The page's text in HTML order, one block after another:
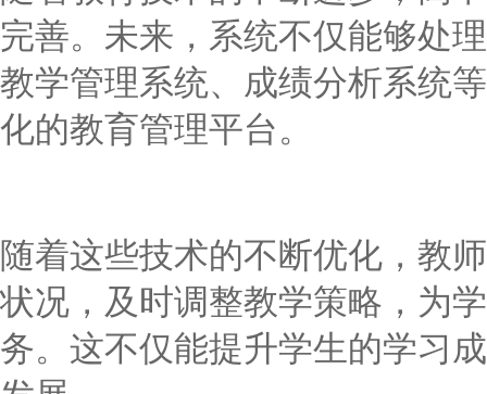
完善。未来，系统不仅能够处
教学管理系统、成绩分析系统
化的教育管理平台。
随着这些技术的不断优化，教
状况，及时调整教学策略，为
务。这不仅能提升学生的学习